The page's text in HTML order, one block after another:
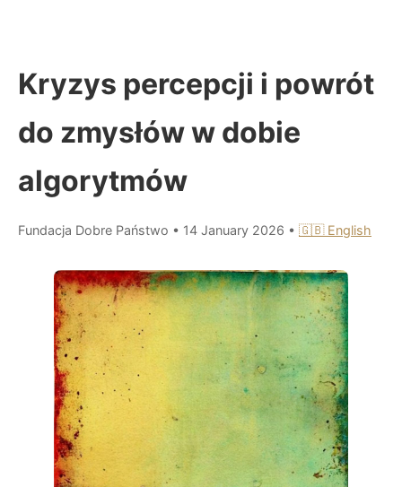
Kryzys percepcji i powrót
do zmysłów w dobie
algorytmów
Fundacja Dobre Państwo • 14 January 2026 • 🇬🇧 English